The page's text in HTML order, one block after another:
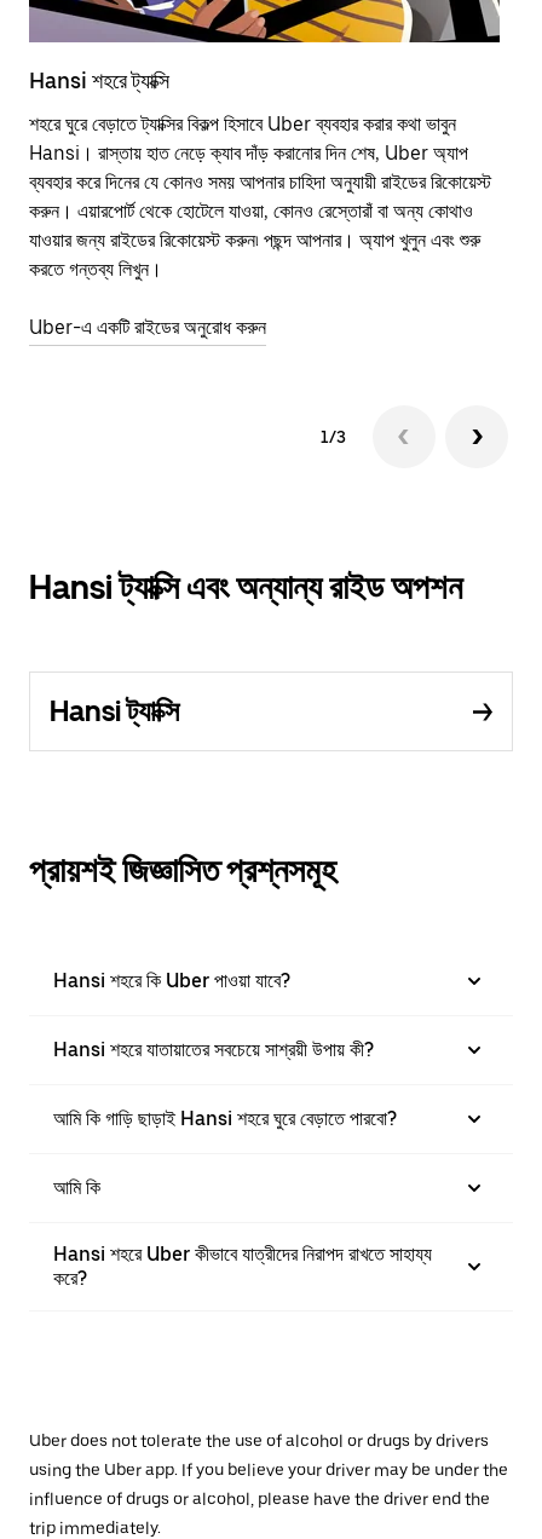
Hansi শহরে ট্যাক্সি
শহরে ঘুরে বেড়াতে ট্যাক্সির বিকল্প হিসাবে Uber ব্যবহার করার কথা ভাবুন
Hansi। রাস্তায় হাত নেড়ে ক্যাব দাঁড় করানোর দিন শেষ, Uber অ্যাপ
ব্যবহার করে দিনের যে কোনও সময় আপনার চাহিদা অনুযায়ী রাইডের রিকোয়েস্ট
করুন। এয়ারপোর্ট থেকে হোটেলে যাওয়া, কোনও রেস্তোরাঁ বা অন্য কোথাও
যাওয়ার জন্য রাইডের রিকোয়েস্ট করুন৷ পছন্দ আপনার। অ্যাপ খুলুন এবং শুরু
করতে গন্তব্য লিখুন।
Uber-এ একটি রাইডের অনুরোধ করুন
1/3
Hansi ট্যাক্সি এবং অন্যান্য রাইড অপশন
Hansi ট্যাক্সি
প্রায়শই জিজ্ঞাসিত প্রশ্নসমূহ
Hansi শহরে কি Uber পাওয়া যাবে?
Hansi শহরে যাতায়াতের সবচেয়ে সাশ্রয়ী উপায় কী?
আমি কি গাড়ি ছাড়াই Hansi শহরে ঘুরে বেড়াতে পারবো?
আমি কি
Hansi শহরে Uber কীভাবে যাত্রীদের নিরাপদ রাখতে সাহায্য
করে?
Uber does not tolerate the use of alcohol or drugs by drivers
using the Uber app. If you believe your driver may be under the
influence of drugs or alcohol, please have the driver end the
trip immediately.